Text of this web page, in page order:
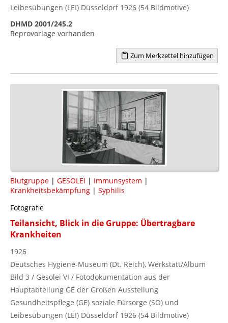
Leibesübungen (LEI) Düsseldorf 1926 (54 Bildmotive)
DHMD 2001/245.2
Reprovorlage vorhanden
Zum Merkzettel hinzufügen
Blutgruppe | GESOLEI | Immunsystem |
Krankheitsbekämpfung | Syphilis
Fotografie
Teilansicht, Blick in die Gruppe: Übertragbare
Krankheiten
1926
Deutsches Hygiene-Museum (Dt. Reich), Werkstatt/Album
Bild 3 / Gesolei VI / Fotodokumentation aus der
Hauptabteilung GE der Großen Ausstellung
Gesundheitspflege (GE) soziale Fürsorge (SO) und
Leibesübungen (LEI) Düsseldorf 1926 (54 Bildmotive)